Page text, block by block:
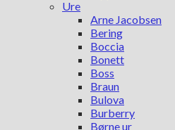
Ure
Arne Jacobsen
Bering
Boccia
Bonett
Boss
Braun
Bulova
Burberry
Børne ur